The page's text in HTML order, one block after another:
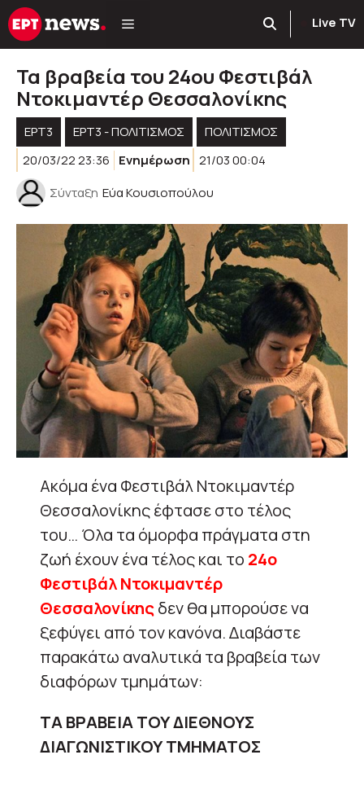
Μετάβαση
σε
Live TV
Τα βραβεία του 24ου Φεστιβάλ
Ντοκιμαντέρ Θεσσαλονίκης
ΕΡΤ3 ΕΡΤ3 - ΠΟΛΙΤΙΣΜΌΣ
ΠΟΛΙΤΙΣΜΟΣ
20/03/22 23:36
Ενημέρωση 21/03 00:04
Σύνταξη Εύα Κουσιοπούλου
Aκόμα ένα Φεστιβάλ Ντοκιμαντέρ
Θεσσαλονίκης έφτασε στο τέλος
του… Όλα τα όμορφα πράγματα στη
ζωή έχουν ένα τέλος και το 24ο
Φεστιβάλ Ντοκιμαντέρ
Θεσσαλονίκηςδεν θα μπορούσε να
ξεφύγει από τον κανόνα. Διαβάστε
παρακάτω αναλυτικά τα βραβεία των
διαφόρων τμημάτων:
ΤΑ ΒΡΑΒΕΙΑ ΤΟΥ ΔΙΕΘΝΟΥΣ
ΔΙΑΓΩΝΙΣΤΙΚΟΥ ΤΜΗΜΑΤΟΣ